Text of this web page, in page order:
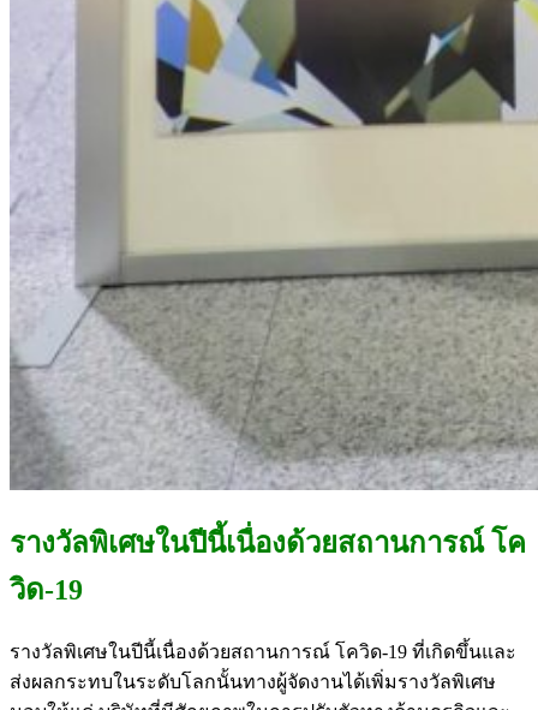
รางวัลพิเศษในปีนี้เนื่องด้วยสถานการณ์ โค
วิด-19
รางวัลพิเศษในปีนี้เนื่องด้วยสถานการณ์ โควิด-19 ที่เกิดขึ้นและ
ส่งผลกระทบในระดับโลกนั้นทางผู้จัดงานได้เพิ่มรางวัลพิเศษ